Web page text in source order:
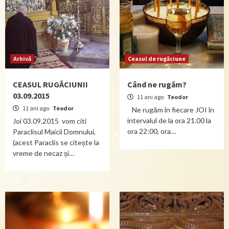
Arhivă
CEASUL RUGĂCIUNII
03.09.2015
11 ani ago Teodor
Joi 03.09.2015 vom citi
Paraclisul Maicii Domnului,
(acest Paraclis se citește la
vreme de necaz și…
Ceasul de rugăciune
Când ne rugăm?
11 ani ago Teodor
Ne rugăm în fiecare JOI în
intervalul de la ora 21.00 la
ora 22:00, ora…